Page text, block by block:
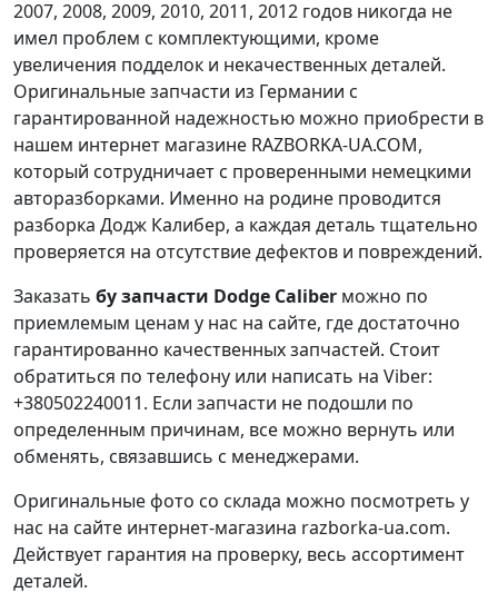
2007, 2008, 2009, 2010, 2011, 2012 годов никогда не
имел проблем с комплектующими, кроме
увеличения подделок и некачественных деталей.
Оригинальные запчасти из Германии с
гарантированной надежностью можно приобрести в
нашем интернет магазине RAZBORKA-UA.COM,
который сотрудничает с проверенными немецкими
авторазборками. Именно на родине проводится
разборка Додж Калибер, а каждая деталь тщательно
проверяется на отсутствие дефектов и повреждений.
Заказать бу запчасти Dodge Caliber можно по
приемлемым ценам у нас на сайте, где достаточно
гарантированно качественных запчастей. Стоит
обратиться по телефону или написать на Viber:
+380502240011. Если запчасти не подошли по
определенным причинам, все можно вернуть или
обменять, связавшись с менеджерами.
Оригинальные фото со склада можно посмотреть у
нас на сайте интернет-магазина razborka-ua.com.
Действует гарантия на проверку, весь ассортимент
деталей.